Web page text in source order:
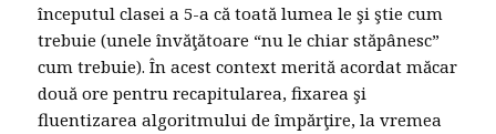
începutul clasei a 5-a că toată lumea le şi ştie cum
trebuie (unele învăţătoare “nu le chiar stăpânesc”
cum trebuie). În acest context merită acordat măcar
două ore pentru recapitularea, fixarea şi
fluentizarea algoritmului de împărţire, la vremea